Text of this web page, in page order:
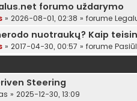
forumo uždarymo
» 2026-08-01, 02:38 » forume
nuotraukų? Kaip
» 2017-04-30, 00:57 » forume
Steering
» 2025-12-30, 13:09